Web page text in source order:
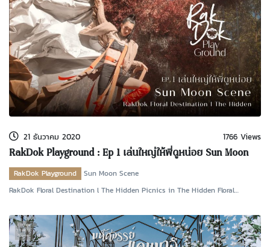
21 ธันวาคม 2020 1766 Views
RakDok Playground : Ep 1 เล่นใหญ่ให้พี่ดูหน่อย Sun Moon
Scene
RakDok Playground
Sun Moon Scene
RakDok Floral Destination l The Hidden Picnics in The Hidden Floral